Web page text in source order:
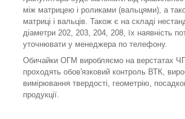
між матрицею і роликами (вальцями), а
матриці і вальців. Також є на складі
діаметри 202, 203, 204, 208, їх наявність
уточнювати у менеджера по телефону.
Обичайки ОГМ виробляємо на верстатах
проходять обов'язковий контроль ВТК,
вимірювання твердості, геометрію,
продукції.